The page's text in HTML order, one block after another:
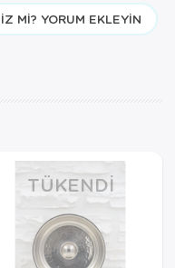
MI? YORUM EKLEYIN
TÜKENDI